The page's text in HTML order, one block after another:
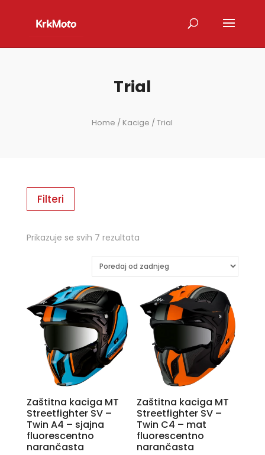
Trial
Home / Kacige / Trial
Filteri
Prikazuje se svih 7 rezultataPoredano
najnovijem
Zaštitna kaciga MT
Streetfighter SV –
Twin A4 – sjajna
fluorescentno
narančasta
Zaštitna kaciga MT
Streetfighter SV –
Twin C4 – mat
fluorescentno
narančasta